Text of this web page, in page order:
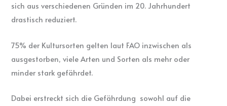
sich aus verschiedenen Gründen im 20. Jahrhundert
drastisch reduziert.
75% der Kultursorten gelten laut FAO inzwischen als
ausgestorben, viele Arten und Sorten als mehr oder
minder stark gefährdet.
Dabei erstreckt sich die Gefährdung sowohl auf die